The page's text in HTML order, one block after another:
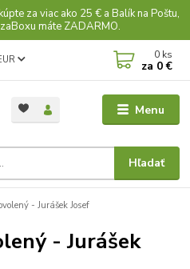
za viac ako 25 € a Balík na Poštu,
máte ZADARMO.
Menu
Hľadať
0 ks
za 0 €
- Jurášek Josef
- Jurášek